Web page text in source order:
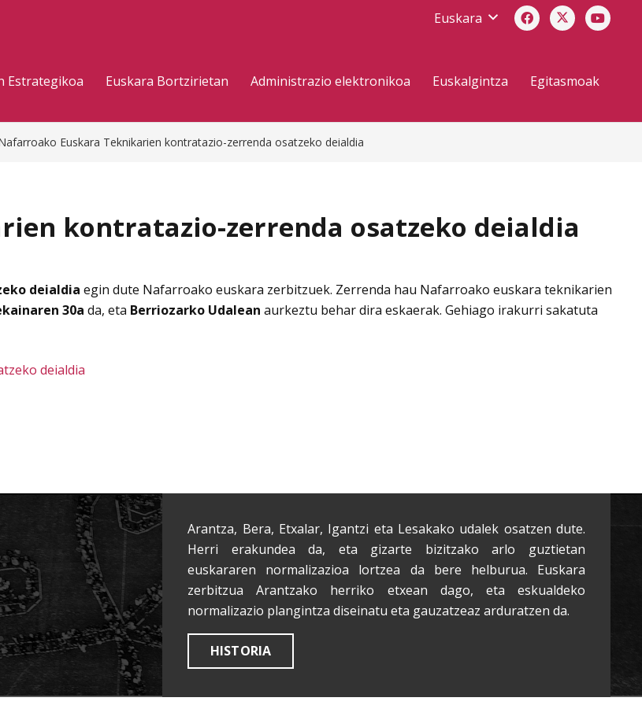
Euskara
Estrategikoa Euskara Bortzirietan Administrazio elektronikoa Euskalgintza Egitasmoak
Euskara Teknikarien kontratazio-zerrenda osatzeko deialdia
kontratazio-zerrenda osatzeko deialdia
deialdia egin dute Nafarroako euskara zerbitzuek. Zerrenda hau Nafarroako euskara teknikarien
30a da, eta Berriozarko Udalean aurkeztu behar dira eskaerak. Gehiago irakurri sakatuta
deialdia
Arantza, Bera, Etxalar, Igantzi eta Lesakako udalek osatzen dute.
Herri erakundea da, eta gizarte bizitzako arlo guztietan
euskararen normalizazioa lortzea da bere helburua. Euskara
zerbitzua Arantzako herriko etxean dago, eta eskualdeko
normalizazio plangintza diseinatu eta gauzatzeaz arduratzen da.
HISTORIA